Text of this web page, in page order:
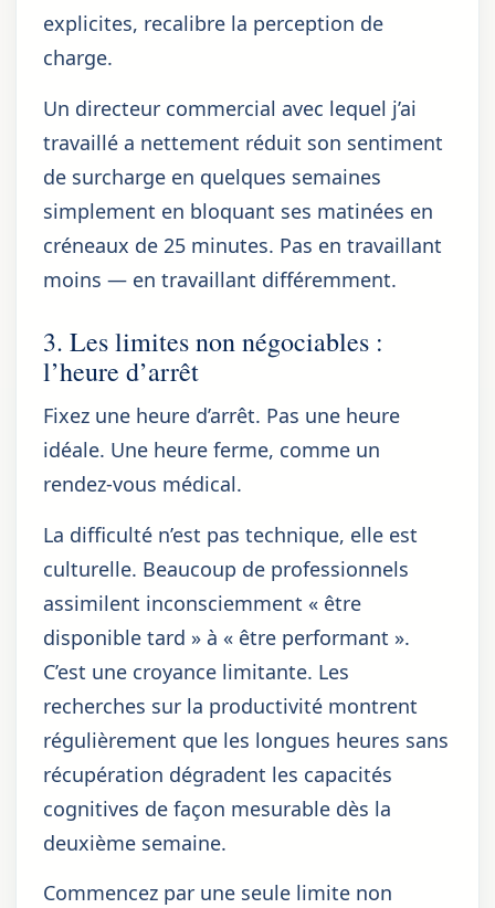
explicites, recalibre la perception de
charge.
Un directeur commercial avec lequel j’ai
travaillé a nettement réduit son sentiment
de surcharge en quelques semaines
simplement en bloquant ses matinées en
créneaux de 25 minutes. Pas en travaillant
moins — en travaillant différemment.
3. Les limites non négociables :
l’heure d’arrêt
Fixez une heure d’arrêt. Pas une heure
idéale. Une heure ferme, comme un
rendez-vous médical.
La difficulté n’est pas technique, elle est
culturelle. Beaucoup de professionnels
assimilent inconsciemment « être
disponible tard » à « être performant ».
C’est une croyance limitante. Les
recherches sur la productivité montrent
régulièrement que les longues heures sans
récupération dégradent les capacités
cognitives de façon mesurable dès la
deuxième semaine.
Commencez par une seule limite non